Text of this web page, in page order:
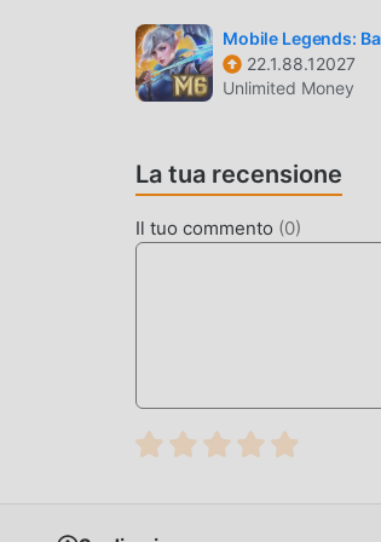
stesso
SCARICA ORA
gratuiti che ti aspettano
Mobile Legends:
22.1.88.12027
Unlimited Money
La tua recensione
Il tuo commento (0)